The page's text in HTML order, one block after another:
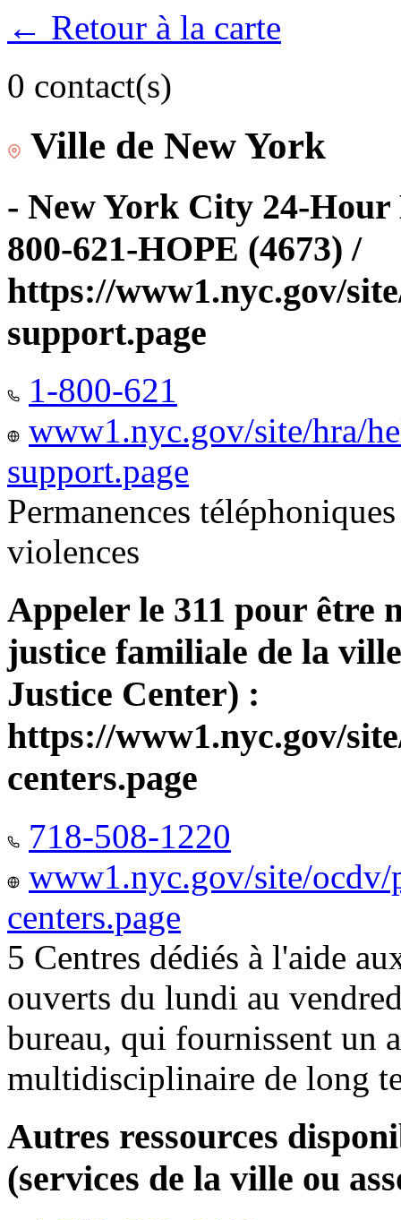
← Retour à la carte
0 contact(s)
Ville de New York
- New York City 24-
800-621-HOPE (4673) /
https://www1.nyc.gov/
support.page
1-800-621
www1.nyc.gov/site/hra/
support.page
Permanences
violences
Appeler le 311 pour être
justice familiale de la
Justice Center) :
https://www1.nyc.gov/
centers.page
718-508-1220
www1.nyc.gov/site/
centers.page
5 Centres dédiés à l'aide
ouverts du lundi au
bureau, qui fournissent un
multidisciplinaire de long
Autres ressources
(services de la ville ou